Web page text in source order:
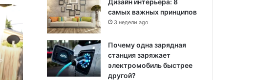
Дизайн интерьера: 8
самых важных принципов
3 недели ago
Почему одна зарядная
станция заряжает
электромобиль быстрее
другой?